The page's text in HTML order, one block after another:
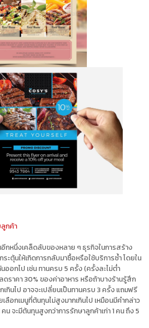
กค้า
กหนึ่งเคล็ดลับของหลาย ๆ ธุรกิจในการสร้าง
ระตุ้นให้เกิดการกลับมาซื้อหรือใช้บริการซ้ำ โดยใน
ออกไป เช่น ทานครบ 5 ครั้ง (ครั้งละไม่ต่ำ
ราคา 30% ของค่าอาหาร หรือถ้าบางร้านรู้สึก
กินไป อาจจะเปลี่ยนเป็นทานครบ 3 ครั้ง แถมฟรี
ลือกเมนูที่ต้นทุนไม่สูงมากเกินไป เหมือนมีคำกล่าว
น จะมีต้นทุนสูงกว่าการรักษาลูกค้าเก่า 1 คน ถึง 5